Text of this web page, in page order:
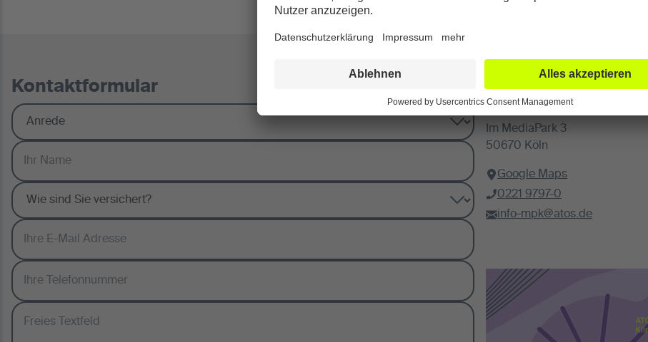
Kontaktformular Wir sind für Sie da!
Im MediaPark 3
50670 Köln
Google Maps
0221 9797-0
info-mpk@atos.de